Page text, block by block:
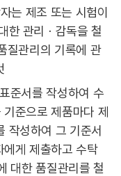
는 제조 또는 시험이
한 관리ㆍ감독을 철
질관리의 기록에 관
준서를 작성하여 수
준으로 제품마다 제
작성하여 그 기준서
게 제출하고 수탁
대한 품질관리를 철